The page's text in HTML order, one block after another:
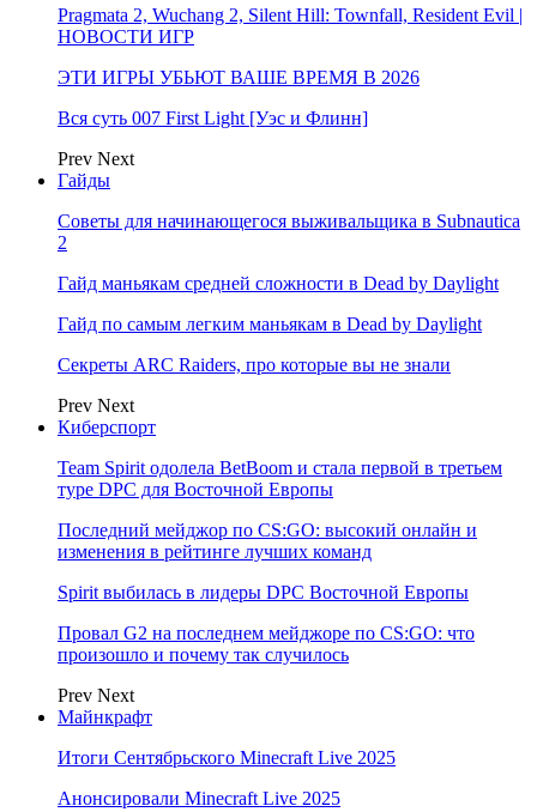
Pragmata 2, Wuchang 2, Silent Hill: Townfall, Resident Evil |
НОВОСТИ ИГР
ЭТИ ИГРЫ УБЬЮТ ВАШЕ ВРЕМЯ В 2026
Вся суть 007 First Light [Уэс и Флинн]
Prev Next
Гайды
Советы для начинающегося выживальщика в Subnautica
2
Гайд маньякам средней сложности в Dead by Daylight
Гайд по самым легким маньякам в Dead by Daylight
Секреты ARC Raiders, про которые вы не знали
Prev Next
Киберспорт
Team Spirit одолела BetBoom и стала первой в третьем
туре DPC для Восточной Европы
Последний мейджор по CS:GO: высокий онлайн и
изменения в рейтинге лучших команд
Spirit выбилась в лидеры DPC Восточной Европы
Провал G2 на последнем мейджоре по CS:GO: что
произошло и почему так случилось
Prev Next
Майнкрафт
Итоги Сентябрьского Minecraft Live 2025
Анонсировали Minecraft Live 2025